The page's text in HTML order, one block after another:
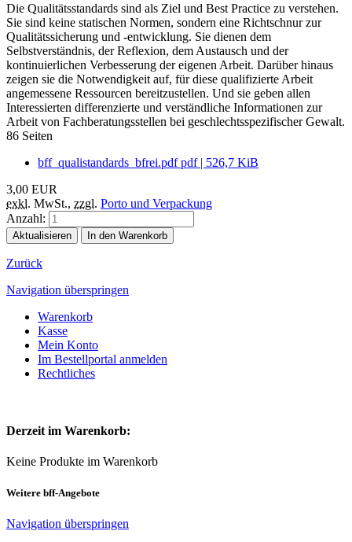
Die Qualitätsstandards sind als Ziel und Best Practice zu verstehen.
Sie sind keine statischen Normen, sondern eine Richtschnur zur
Qualitätssicherung und -entwicklung. Sie dienen dem
Selbstverständnis, der Reflexion, dem Austausch und der
kontinuierlichen Verbesserung der eigenen Arbeit. Darüber hinaus
zeigen sie die Notwendigkeit auf, für diese qualifizierte Arbeit
angemessene Ressourcen bereitzustellen. Und sie geben allen
Interessierten differenzierte und verständliche Informationen zur
Arbeit von Fachberatungsstellen bei geschlechtsspezifischer Gewalt.
86 Seiten
bff_qualistandards_bfrei.pdfpdf| 526,7 KiB
3,00 EUR
exkl. MwSt., zzgl. Porto und Verpackung
Anzahl:
Aktualisieren In den Warenkorb
Zurück
Navigation überspringen
Warenkorb
Kasse
Mein Konto
Im Bestellportal anmelden
Rechtliches
Derzeit im Warenkorb:
Keine Produkte im Warenkorb
Weitere bff-Angebote
Navigation überspringen